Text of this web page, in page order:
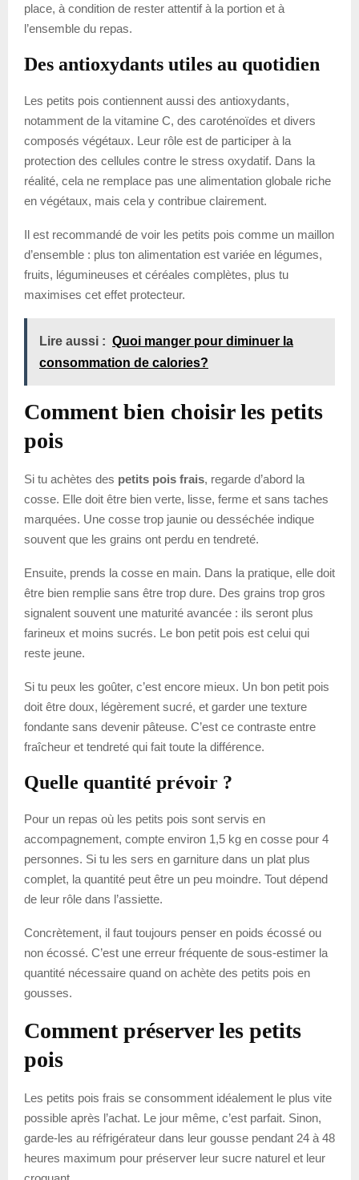
place, à condition de rester attentif à la portion et à
l’ensemble du repas.
Des antioxydants utiles au quotidien
Les petits pois contiennent aussi des antioxydants,
notamment de la vitamine C, des caroténoïdes et divers
composés végétaux. Leur rôle est de participer à la
protection des cellules contre le stress oxydatif. Dans la
réalité, cela ne remplace pas une alimentation globale riche
en végétaux, mais cela y contribue clairement.
Il est recommandé de voir les petits pois comme un maillon
d’ensemble : plus ton alimentation est variée en légumes,
fruits, légumineuses et céréales complètes, plus tu
maximises cet effet protecteur.
Lire aussi : Quoi manger pour diminuer la
consommation de calories?
Comment bien choisir les petits
pois
Si tu achètes des petits pois frais, regarde d’abord la
cosse. Elle doit être bien verte, lisse, ferme et sans taches
marquées. Une cosse trop jaunie ou desséchée indique
souvent que les grains ont perdu en tendreté.
Ensuite, prends la cosse en main. Dans la pratique, elle doit
être bien remplie sans être trop dure. Des grains trop gros
signalent souvent une maturité avancée : ils seront plus
farineux et moins sucrés. Le bon petit pois est celui qui
reste jeune.
Si tu peux les goûter, c’est encore mieux. Un bon petit pois
doit être doux, légèrement sucré, et garder une texture
fondante sans devenir pâteuse. C’est ce contraste entre
fraîcheur et tendreté qui fait toute la différence.
Quelle quantité prévoir ?
Pour un repas où les petits pois sont servis en
accompagnement, compte environ 1,5 kg en cosse pour 4
personnes. Si tu les sers en garniture dans un plat plus
complet, la quantité peut être un peu moindre. Tout dépend
de leur rôle dans l’assiette.
Concrètement, il faut toujours penser en poids écossé ou
non écossé. C’est une erreur fréquente de sous-estimer la
quantité nécessaire quand on achète des petits pois en
gousses.
Comment préserver les petits
pois
Les petits pois frais se consomment idéalement le plus vite
possible après l’achat. Le jour même, c’est parfait. Sinon,
garde-les au réfrigérateur dans leur gousse pendant 24 à 48
heures maximum pour préserver leur sucre naturel et leur